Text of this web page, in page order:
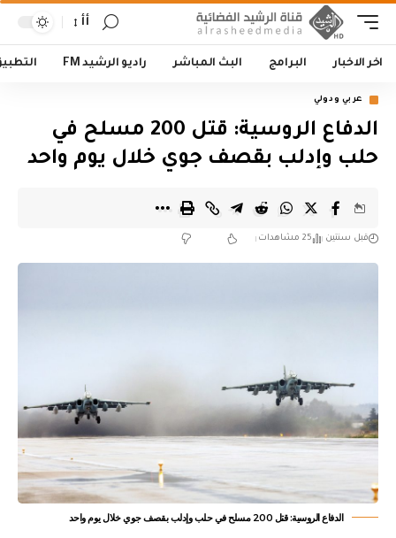
أأ
اخر الاخبار البرامج البث المباشر راديو الرشيد FM
عربي ودولي
الدفاع الروسية: قتل 200 مسلح في
حلب وإدلب بقصف جوي خلال يوم واحد
قبل سنتين 25 مشاهدات
الدفاع الروسية: قتل 200 مسلح في حلب وإدلب بقصف جوي خلال يوم واحد